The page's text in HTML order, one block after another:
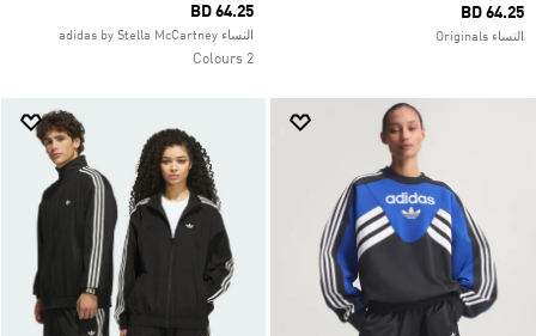
BD 64.25
النساء Originals
BD 64.25
النساء adidas by Stella McCartney
2 Colours